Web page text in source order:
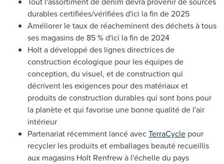
durables certifiées/vérifiées d'ici la fin de 2025
Améliorer le taux de réacheminent des déchets à tous
ses magasins de 85 % d'ici la fin de 2024
Holt a développé des lignes directrices de
construction écologique pour les équipes de
conception, du visuel, et de construction qui
décrivent les exigences pour des matériaux et
produits de construction durables qui sont bons pour
la planète et qui favorise une bonne qualité de l'air
intérieur
Partenariat récemment lancé avecTerraCycle pour
recycler les produits et emballages beauté recueillis
aux magasins Holt Renfrew à l'échelle du pays